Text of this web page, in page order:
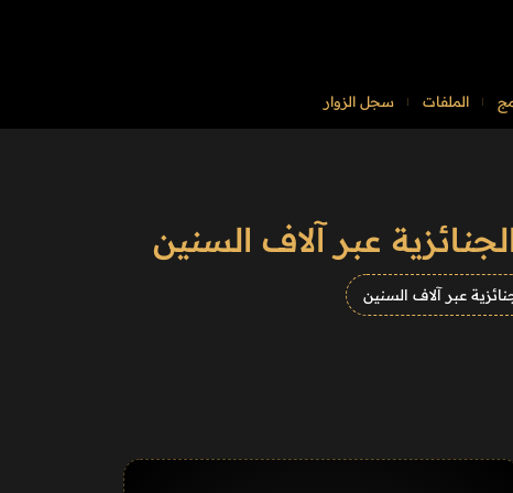
الملفات سجل الزوار
عبر آلاف السنين
عبر آلاف السنين